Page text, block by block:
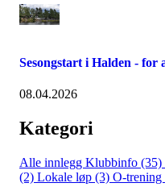
Sesongstart i Halden - for
08.04.2026
Kategori
Alle innlegg Klubbinfo (35)
(2) Lokale løp (3) O-trening